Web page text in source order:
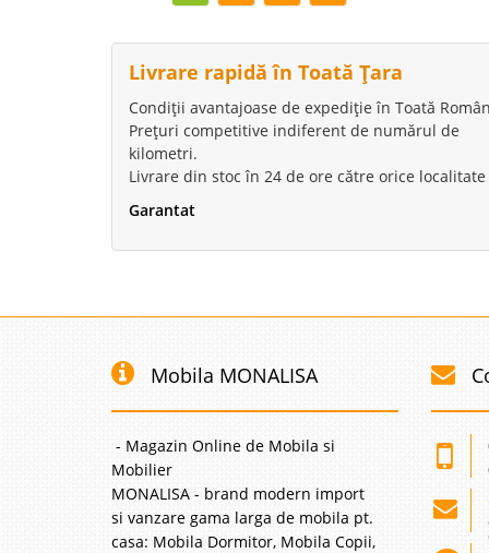
-35%
Pat
Champion
Pat copii in forma de
formeaza abilitati
stimuleaza
-14% Birou
mobilier deosebit de
design Formula 1
certificate pentru
Livrare rapidă în Toată Țara
Condiții avantajoase de expediție în Toată
Prețuri competitive indiferent de numărul de
kilometri.
Livrare din stoc în 24 de ore către orice localitate
Garantat
Mobila MONALISA
- Magazin Online de Mobila si
Mobilier
MONALISA - brand modern import
si vanzare gama larga de mobila pt.
casa: Mobila Dormitor, Mobila Copii,